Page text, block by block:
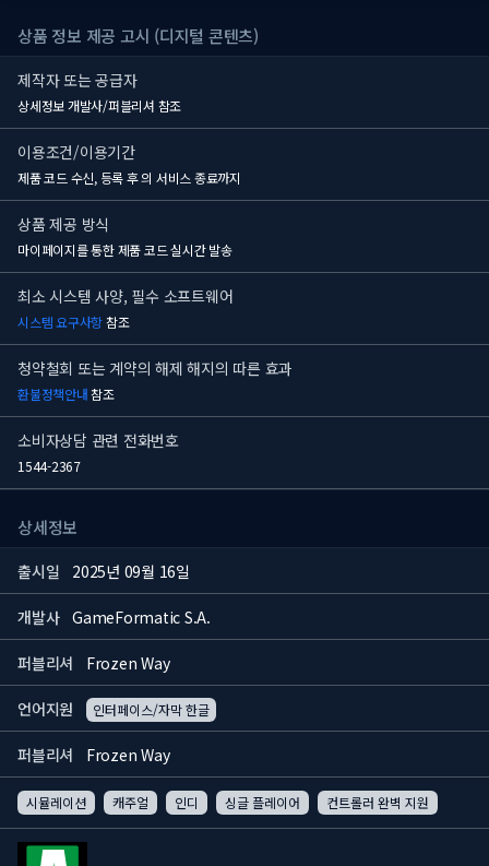
상품 정보 제공 고시 (디지털 콘텐츠)
제작자 또는 공급자
상세정보 개발사/퍼블리셔 참조
이용조건/이용기간
제품 코드 수신, 등록 후의 서비스 종료까지
상품 제공 방식
마이페이지를 통한 제품 코드 실시간 발송
최소 시스템 사양, 필수 소프트웨어
시스템 요구사항참조
청약철회 또는 계약의 해제 해지의 따른 효과
환불정책안내참조
소비자상담 관련 전화번호
1544-2367
상세정보
출시일 2025년 09월 16일
개발사 GameFormatic S.A.
퍼블리셔 Frozen Way
언어지원 인터페이스/자막 한글
퍼블리셔 Frozen Way
시뮬레이션 캐주얼 인디 싱글 플레이어 컨트롤러 완벽 지원